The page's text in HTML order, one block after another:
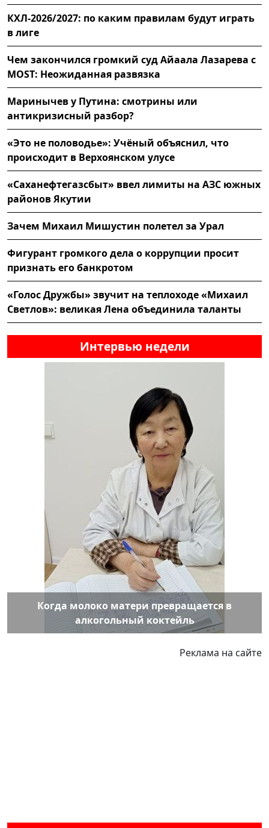
КХЛ-2026/2027: по каким правилам будут играть
в лиге
Чем закончился громкий суд Айаала Лазарева с
MOST: Неожиданная развязка
Маринычев у Путина: смотрины или
антикризисный разбор?
«Это не половодье»: Учёный объяснил, что
происходит в Верхоянском улусе
«Саханефтегазсбыт» ввел лимиты на АЗС южных
районов Якутии
Зачем Михаил Мишустин полетел за Урал
Фигурант громкого дела о коррупции просит
признать его банкротом
«Голос Дружбы» звучит на теплоходе «Михаил
Светлов»: великая Лена объединила таланты
Интервью недели
Когда молоко матери превращается в
алкогольный коктейль
Реклама на сайте